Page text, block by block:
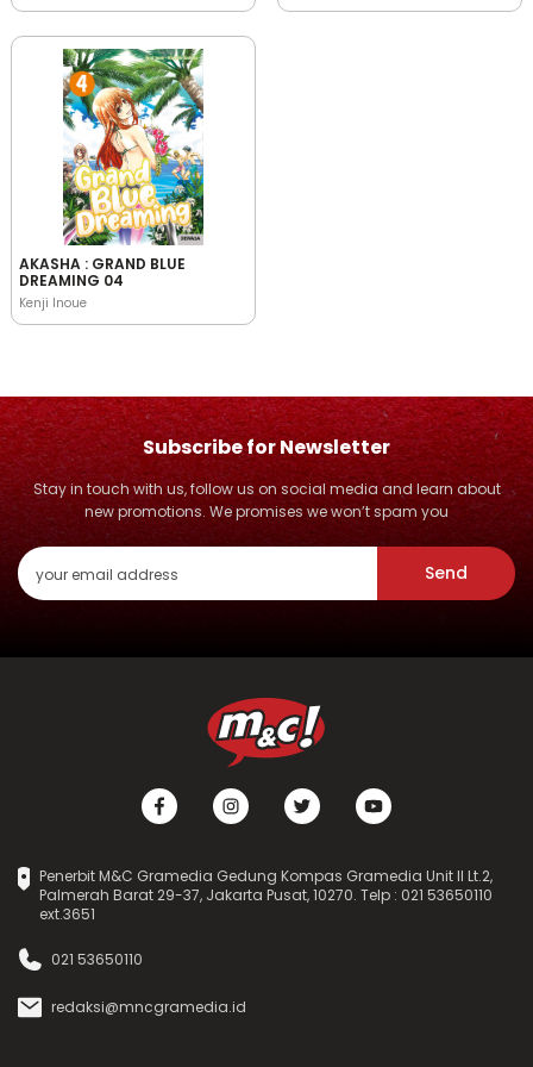
AKASHA : GRAND BLUE
DREAMING 04
Kenji Inoue
Subscribe for Newsletter
Stay in touch with us, follow us on social media and learn about
new promotions. We promises we won’t spam you
Send
Penerbit M&C Gramedia Gedung Kompas Gramedia Unit II Lt.2,
Palmerah Barat 29-37, Jakarta Pusat, 10270. Telp : 021 53650110
ext.3651
021 53650110
redaksi@mncgramedia.id